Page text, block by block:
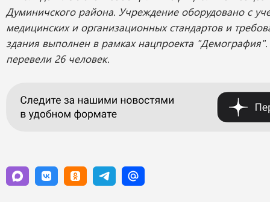
Думиничского района. Учреждение оборудовано с
медицинских и организационных стандартов и
здания выполнен в рамках нацпроекта
перевели 26 человек.